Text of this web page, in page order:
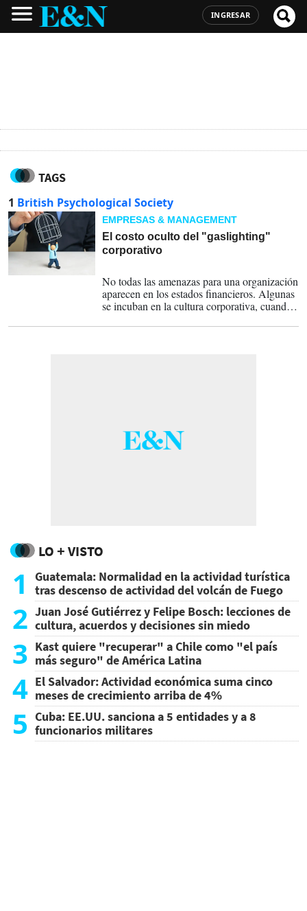
INGRESAR
TAGS
1 British Psychological Society
EMPRESAS & MANAGEMENT
El costo oculto del "gaslighting"
corporativo
No todas las amenazas para una organización
aparecen en los estados financieros. Algunas
se incuban en la cultura corporativa, cuando
manipulación. El gaslighting corporativo no
LO + VISTO
1
Guatemala: Normalidad en la actividad turística
tras descenso de actividad del volcán de Fuego
2 Juan José Gutiérrez y Felipe Bosch: lecciones de
cultura, acuerdos y decisiones sin miedo
3 Kast quiere "recuperar" a Chile como "el país
más seguro" de América Latina
4 El Salvador: Actividad económica suma cinco
meses de crecimiento arriba de 4%
5 Cuba: EE.UU. sanciona a 5 entidades y a 8
funcionarios militares